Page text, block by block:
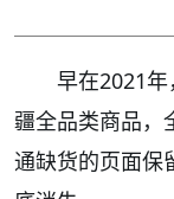
早在2021
疆全品类商品，
通缺货的页面保